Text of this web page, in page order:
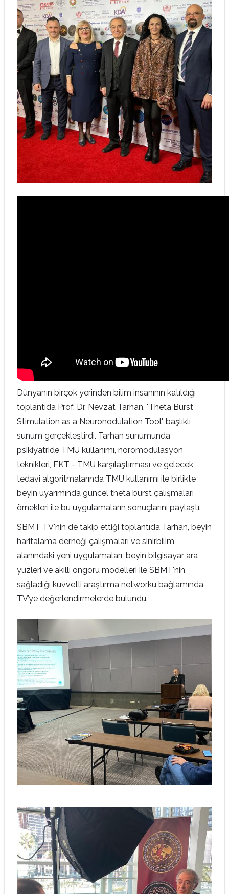
Dünyanın birçok yerinden bilim insanının katıldığı
toplantıda Prof. Dr. Nevzat Tarhan, "Theta Burst
Stimulation as a Neuronodulation Tool" başlıklı
sunum gerçekleştirdi. Tarhan sunumunda
psikiyatride TMU kullanımı, nöromodulasyon
teknikleri, EKT - TMU karşılaştırması ve gelecek
tedavi algoritmalarında TMU kullanımı ile birlikte
beyin uyarımında güncel theta burst çalışmaları
örnekleri ile bu uygulamaların sonuçlarını paylaştı.
SBMT TV'nin de takip ettiği toplantıda Tarhan, beyin
haritalama derneği çalışmaları ve sinirbilim
alanındaki yeni uygulamaları, beyin bilgisayar ara
yüzleri ve akıllı öngörü modelleri ile SBMT'nin
sağladığı kuvvetli araştırma networkü bağlamında
TV’ye değerlendirmelerde bulundu.